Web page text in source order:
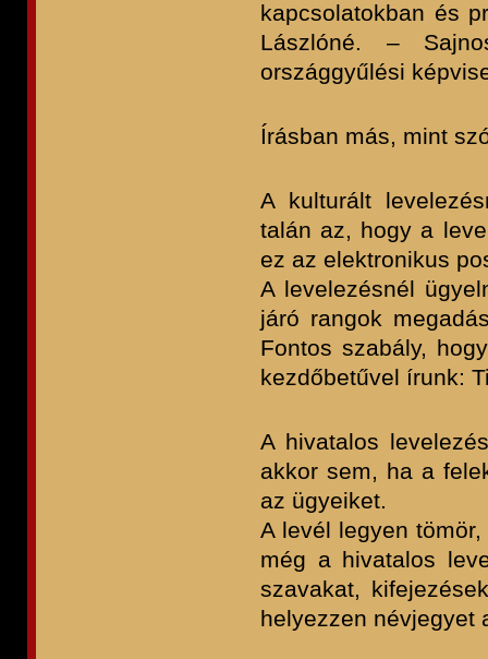
kapcsolatokban és
Lászlóné. –
országgyűlési
Írásban más, mint
A kulturált
talán az, hogy a
ez az elektronikus
A levelezésnél
járó rangok
Fontos szabály,
kezdőbetűvel írunk:
A hivatalos
akkor sem, ha a
az ügyeiket.
A levél legyen
még a hivatalos
szavakat,
helyezzen névjegyet